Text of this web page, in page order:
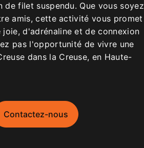
de filet suspendu. Que vous soyez
amis, cette activité vous promet
d'adrénaline et de connexion
pas l'opportunité de vivre une
dans la Creuse, en Haute-
Contactez-nous